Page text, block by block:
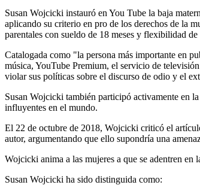
Susan Wojcicki instauró en You Tube la baja
aplicando su criterio en pro de los derechos de la
parentales con sueldo de 18 meses y flexibilidad de
Catalogada como "la persona más importante en
música, YouTube Premium, el servicio de
violar sus políticas sobre el discurso de odio y el
Susan Wojcicki también participó activamente en
influyentes en el mundo.
El 22 de octubre de 2018, Wojcicki criticó el
autor, argumentando que ello supondría una
Wojcicki anima a las mujeres a que se adentren
Susan Wojcicki ha sido distinguida como: